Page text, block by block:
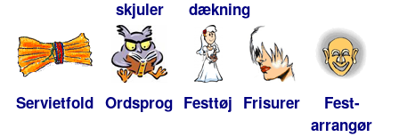
skjuler dækning
Servietfold Ordsprog Festtøj Frisurer
Fest-
arrangør